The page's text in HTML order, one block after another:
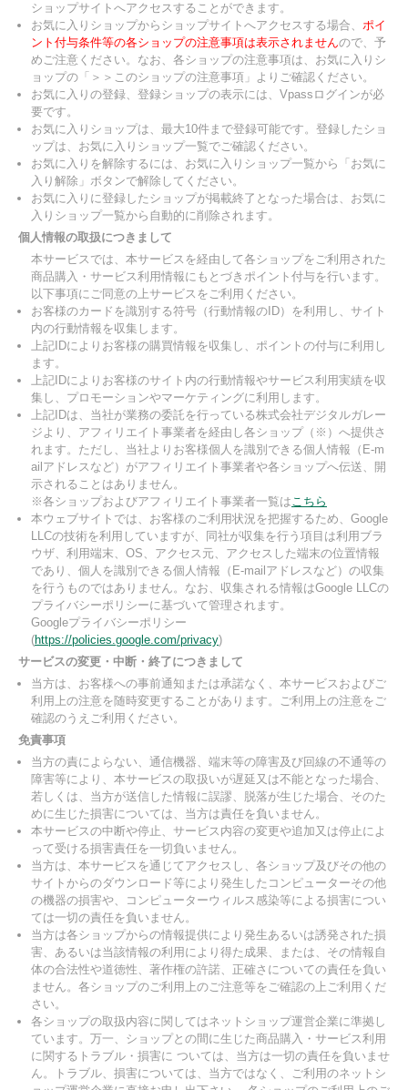
ショップサイトへアクセスすることができます。
お気に入りショップからショップサイトへアクセスする場合、 ポイ
ント付与条件等の各ショップの注意事項は表示されませんので、予
めご注意ください。なお、各ショップの注意事項は、お気に入りシ
ョップの「＞＞このショップの注意事項」よりご確認ください。
お気に入りの登録、登録ショップの表示には、Vpassログインが必
要です。
お気に入りショップは、最大10件まで登録可能です。登録したショ
ップは、お気に入りショップ一覧でご確認ください。
お気に入りを解除するには、お気に入りショップ一覧から「お気に
入り解除」ボタンで解除してください。
お気に入りに登録したショップが掲載終了となった場合は、お気に
入りショップ一覧から自動的に削除されます。
個人情報の取扱につきまして
本サービスでは、本サービスを経由して各ショップをご利用された
商品購入・サービス利用情報にもとづきポイント付与を行います。
以下事項にご同意の上サービスをご利用ください。
お客様のカードを識別する符号（行動情報のID）を利用し、サイト
内の行動情報を収集します。
上記IDによりお客様の購買情報を収集し、ポイントの付与に利用し
ます。
上記IDによりお客様のサイト内の行動情報やサービス利用実績を収
集し、プロモーションやマーケティングに利用します。
上記IDは、当社が業務の委託を行っている株式会社デジタルガレー
ジより、アフィリエイト事業者を経由し各ショップ（※）へ提供さ
れます。ただし、当社よりお客様個人を識別できる個人情報（E-m
ailアドレスなど）がアフィリエイト事業者や各ショップへ伝送、開
示されることはありません。
※各ショップおよびアフィリエイト事業者一覧はこちら
本ウェブサイトでは、お客様のご利用状況を把握するため、Google
LLCの技術を利用していますが、同社が収集を行う項目は利用ブラ
ウザ、利用端末、OS、アクセス元、アクセスした端末の位置情報
であり、個人を識別できる個人情報（E-mailアドレスなど）の収集
を行うものではありません。なお、収集される情報はGoogle LLCの
プライバシーポリシーに基づいて管理されます。
Googleプライバシーポリシー
(https://policies.google.com/privacy)
サービスの変更・中断・終了につきまして
当方は、お客様への事前通知または承諾なく、本サービスおよびご
利用上の注意を随時変更することがあります。ご利用上の注意をご
確認のうえご利用ください。
免責事項
当方の責によらない、通信機器、端末等の障害及び回線の不通等の
障害等により、本サービスの取扱いが遅延又は不能となった場合、
若しくは、当方が送信した情報に誤謬、脱落が生じた場合、そのた
めに生じた損害については、当方は責任を負いません。
本サービスの中断や停止、サービス内容の変更や追加又は停止によ
って受ける損害責任を一切負いません。
当方は、本サービスを通じてアクセスし、各ショップ及びその他の
サイトからのダウンロード等により発生したコンピューターその他
の機器の損害や、コンピューターウィルス感染等による損害につい
ては一切の責任を負いません。
当方は各ショップからの情報提供により発生あるいは誘発された損
害、あるいは当該情報の利用により得た成果、または、その情報自
体の合法性や道徳性、著作権の許諾、正確さについての責任を負い
ません。各ショップのご利用上のご注意等をご確認の上ご利用くだ
さい。
各ショップの取扱内容に関してはネットショップ運営企業に準拠し
ています。万一、ショップとの間に生じた商品購入・サービス利用
に関するトラブル・損害に ついては、当方は一切の責任を負いませ
ん。トラブル、損害については、当方ではなく、ご利用のネットシ